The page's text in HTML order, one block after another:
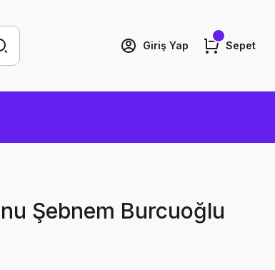
Giriş Yap Sepet
Şebnem Burcuoğlu